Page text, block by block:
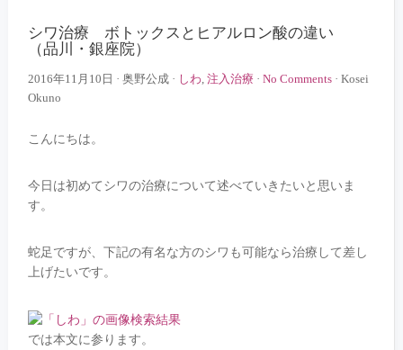
シワ治療 ボトックスとヒアルロン酸の違い
（品川・銀座院）
2016年11月10日 · 奥野公成 · しわ, 注入治療 · No Comments · Kosei
Okuno
こんにちは。
今日は初めてシワの治療について述べていきたいと思いま
す。
蛇足ですが、下記の有名な方のシワも可能なら治療して差し
上げたいです。
では本文に参ります。